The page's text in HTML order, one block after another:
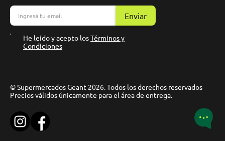
Enviar
He leído y acepto losTérminos y
Condiciones
© Supermercados Geant 2026. Todos los derechos reservados
Precios válidos únicamente para el área de entrega.